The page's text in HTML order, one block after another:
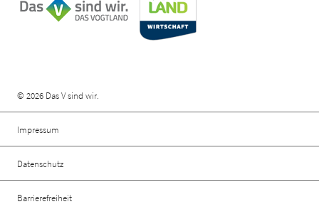
Rechtliche Informationen
© 2026 Das V sind wir.
Impressum
Datenschutz
Barrierefreiheit